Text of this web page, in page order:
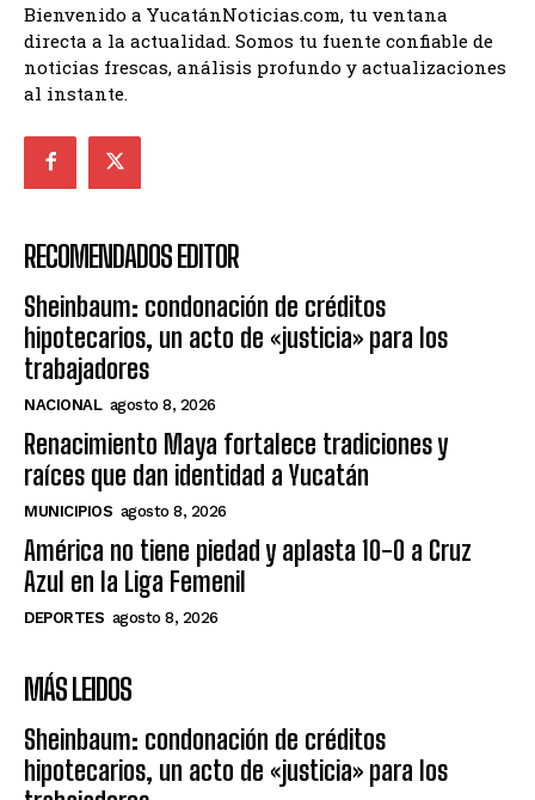
Bienvenido a YucatánNoticias.com, tu ventana
directa a la actualidad. Somos tu fuente confiable de
noticias frescas, análisis profundo y actualizaciones
al instante.
RECOMENDADOS EDITOR
Sheinbaum: condonación de créditos
hipotecarios, un acto de «justicia» para los
trabajadores
NACIONAL agosto 8, 2026
Renacimiento Maya fortalece tradiciones y
raíces que dan identidad a Yucatán
MUNICIPIOS agosto 8, 2026
América no tiene piedad y aplasta 10-0 a Cruz
Azul en la Liga Femenil
DEPORTES agosto 8, 2026
MÁS LEIDOS
Sheinbaum: condonación de créditos
hipotecarios, un acto de «justicia» para los